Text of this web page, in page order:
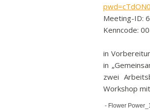
Meeting-ID:
Kenncode:
in
in
zwei
Workshop
- Flower